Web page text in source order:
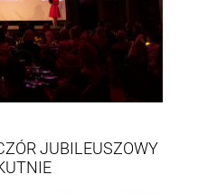
JUBILEUSZOWY